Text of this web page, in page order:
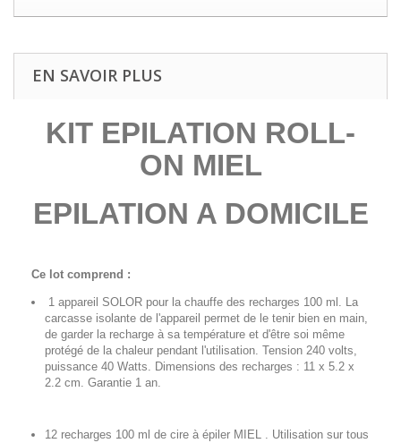
EN SAVOIR PLUS
KIT EPILATION ROLL-
ON MIEL
EPILATION A DOMICILE
Ce lot comprend :
1 appareil SOLOR pour la chauffe des recharges 100 ml. La
carcasse isolante de l'appareil permet de le tenir bien en main,
de garder la recharge à sa température et d'être soi même
protégé de la chaleur pendant l'utilisation. Tension 240 volts,
puissance 40 Watts. Dimensions des recharges : 11 x 5.2 x
2.2 cm. Garantie 1 an.
12 recharges 100 ml de cire à épiler MIEL . Utilisation sur tous